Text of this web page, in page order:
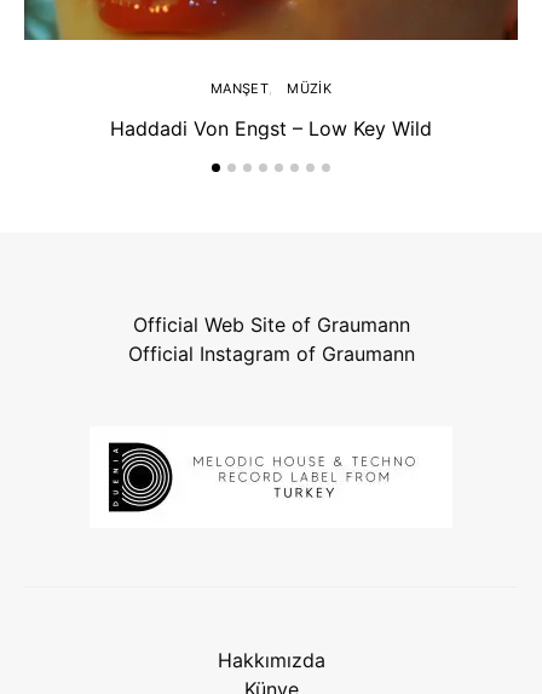
MANŞET MÜZIK
Haddadi Von Engst – Low Key Wild
Official Web Site of Graumann
Official Instagram of Graumann
Hakkımızda
Künye